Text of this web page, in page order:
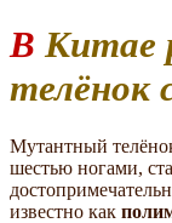
В Китае родился мутантный
телёнок
Мутантный
шестью ногами,
известно как